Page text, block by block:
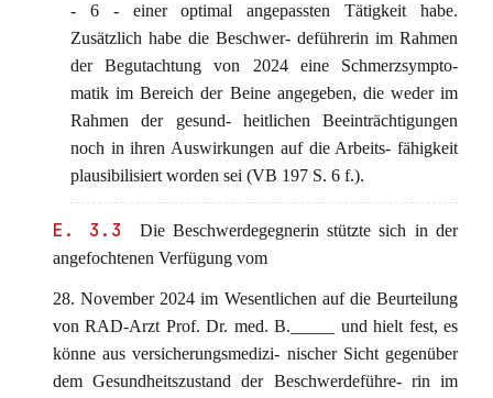
- 6 - einer optimal angepassten Tätigkeit habe.
Zusätzlich habe die Beschwer- deführerin im Rahmen
der Begutachtung von 2024 eine Schmerzsympto-
matik im Bereich der Beine angegeben, die weder im
Rahmen der gesund- heitlichen Beeinträchtigungen
noch in ihren Auswirkungen auf die Arbeits- fähigkeit
plausibilisiert worden sei (VB 197 S. 6 f.).
E. 3.3
Die Beschwerdegegnerin stützte sich in der
angefochtenen Verfügung vom
28. November 2024 im Wesentlichen auf die Beurteilung
von RAD-Arzt Prof. Dr. med. B._____ und hielt fest, es
könne aus versicherungsmedizi- nischer Sicht gegenüber
dem Gesundheitszustand der Beschwerdeführe- rin im